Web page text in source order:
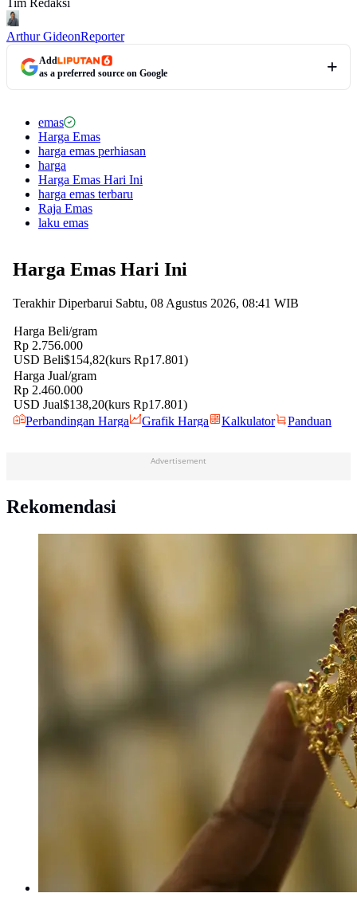
Arthur GideonReporter
Add
as a preferred source on Google
emas
Harga Emas
harga emas perhiasan
harga
Harga Emas Hari Ini
harga emas terbaru
Raja Emas
laku emas
Advertisement
Rekomendasi